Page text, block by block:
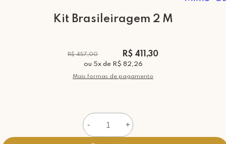
Kit Brasileiragem 2 M
R$ 457,00 R$ 411,30
ou 5xde R$ 82,26
Mais formas de pagamento
- +